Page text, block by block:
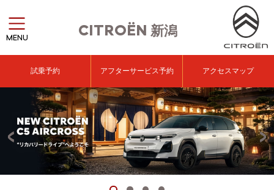
CITROËN 新潟
MENU
試乗予約 アフターサービス予約 アクセスマップ